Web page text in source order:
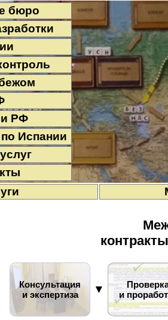
бюро
РФ
Испании
Консультация
и экспертиза
▼
и